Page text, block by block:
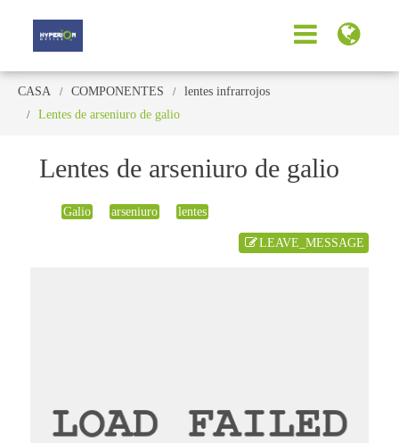
CASA COMPONENTES
lentes infrarrojos
Lentes de arseniuro de galio
Lentes de arseniuro de galio
Galio arseniuro lentes
LEAVE_MESSAGE